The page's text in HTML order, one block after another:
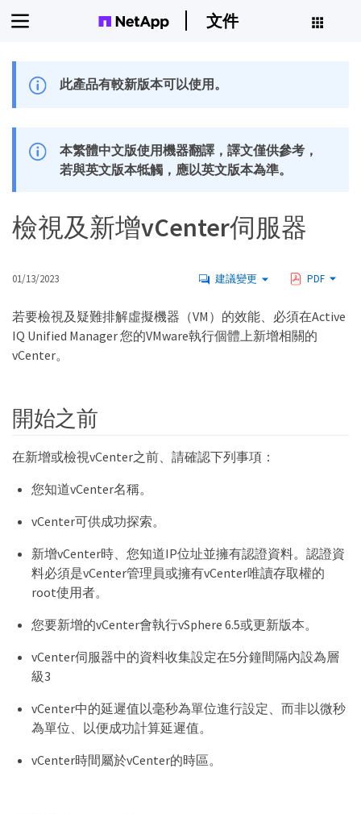
文件
此產品有較新版本可以使用。
本繁體中文版使用機器翻譯，譯文僅供參考，
若與英文版本牴觸，應以英文版本為準。
檢視及新增vCenter伺服器
01/13/2023 建議變更 PDF
若要檢視及疑難排解虛擬機器（VM）的效能、必須在Active
IQ Unified Manager 您的VMware執行個體上新增相關的
vCenter。
開始之前
在新增或檢視vCenter之前、請確認下列事項：
您知道vCenter名稱。
vCenter可供成功探索。
新增vCenter時、您知道IP位址並擁有認證資料。認證資
料必須是vCenter管理員或擁有vCenter唯讀存取權的
root使用者。
您要新增的vCenter會執行vSphere 6.5或更新版本。
vCenter伺服器中的資料收集設定在5分鐘間隔內設為層
級3
vCenter中的延遲值以毫秒為單位進行設定、而非以微秒
為單位、以便成功計算延遲值。
vCenter時間屬於vCenter的時區。